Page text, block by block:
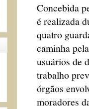
Concebida
é realizada
quatro
caminha
usuários de
trabalho
órgãos
moradores